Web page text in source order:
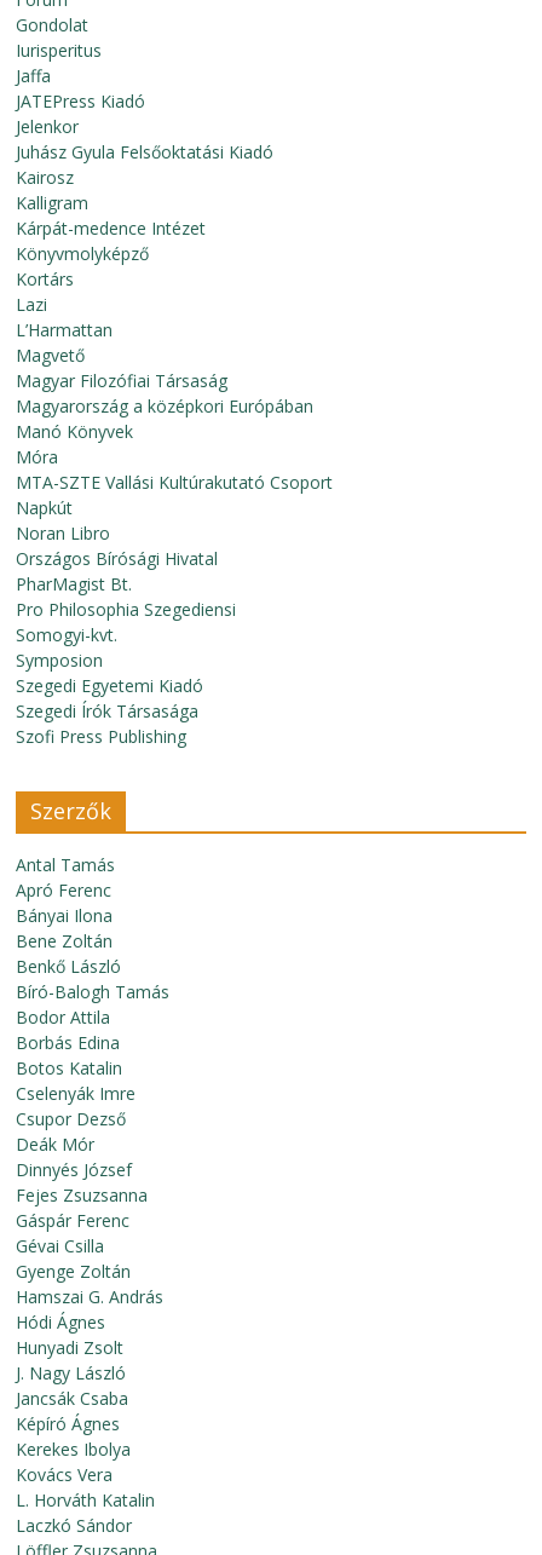
Gondolat
Iurisperitus
Jaffa
JATEPress Kiadó
Jelenkor
Juhász Gyula Felsőoktatási Kiadó
Kairosz
Kalligram
Kárpát-medence Intézet
Könyvmolyképző
Kortárs
Lazi
L’Harmattan
Magvető
Magyar Filozófiai Társaság
Magyarország a középkori Európában
Manó Könyvek
Móra
MTA-SZTE Vallási Kultúrakutató Csoport
Napkút
Noran Libro
Országos Bírósági Hivatal
PharMagist Bt.
Pro Philosophia Szegediensi
Somogyi-kvt.
Symposion
Szegedi Egyetemi Kiadó
Szegedi Írók Társasága
Szofi Press Publishing
Szerzők
Antal Tamás
Apró Ferenc
Bányai Ilona
Bene Zoltán
Benkő László
Bíró-Balogh Tamás
Bodor Attila
Borbás Edina
Botos Katalin
Cselenyák Imre
Csupor Dezső
Deák Mór
Dinnyés József
Fejes Zsuzsanna
Gáspár Ferenc
Gévai Csilla
Gyenge Zoltán
Hamszai G. András
Hódi Ágnes
Hunyadi Zsolt
J. Nagy László
Jancsák Csaba
Képíró Ágnes
Kerekes Ibolya
Kovács Vera
L. Horváth Katalin
Laczkó Sándor